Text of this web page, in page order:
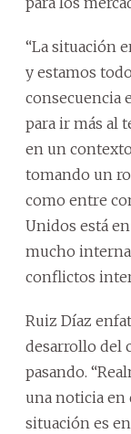
“La situación
y estamos
consecuencia
para ir más al
en un
tomando un
como entre
Unidos está
mucho
conflictos
Ruiz Díaz
desarrollo del
pasando.
una noticia en
situación es